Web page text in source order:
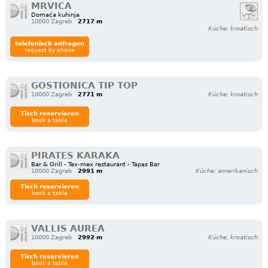
MRVICA
Domaća kuhinja
10000 Zagreb
2717 m
Küche: kroatisch
telefonisch anfragen
request by phone
GOSTIONICA TIP TOP
10000 Zagreb 2771 m Küche: kroatisch
Tisch reservieren
book a table
PIRATES KARAKA
Bar & Grill - Tex-mex restaurant - Tapas Bar
10000 Zagreb
2991 m Küche: amerikanisch
Tisch reservieren
book a table
VALLIS AUREA
10000 Zagreb 2992 m Küche: kroatisch
Tisch reservieren
book a table